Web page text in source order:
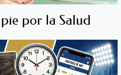
por la Salud